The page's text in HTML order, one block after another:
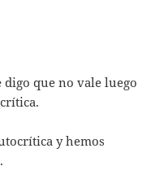
digo que no vale luego
y hemos